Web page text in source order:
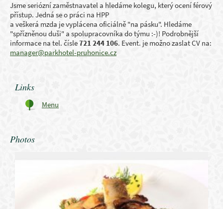
Jsme seriózní zaměstnavatel a hledáme kolegu, který ocení férový
přístup. Jedná se o práci na HPP
a veškerá mzda je vyplácena oficiálně "na pásku". Hledáme
"spřízněnou duši" a spolupracovníka do týmu :-)! Podrobnější
informace na tel. čísle721 244 106. Event. je možno zaslat CV na:
manager@parkhotel-pruhonice.cz
Links
Menu
Photos